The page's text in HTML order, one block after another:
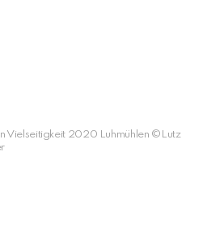
Vielseitigkeit 2020 Luhmühlen ©Lutz